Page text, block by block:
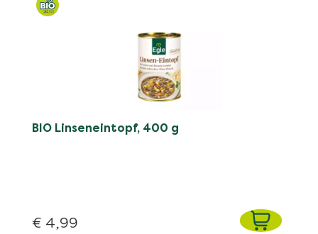
BIO Linseneintopf, 400 g
€ 4,99